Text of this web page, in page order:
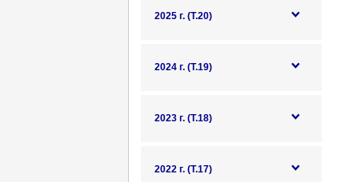
2025 г. (Т.20)
2024 г. (Т.19)
2023 г. (Т.18)
2022 г. (Т.17)